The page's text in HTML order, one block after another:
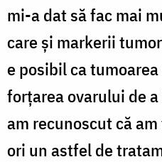
mi-a dat să fac mai
care și markerii
e posibil ca
forțarea ovarului de
am recunoscut că
ori un astfel de